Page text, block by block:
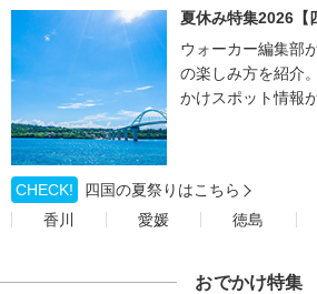
夏休み特集2026【
ウォーカー編集部
の楽しみ方を紹介
かけスポット情報
CHECK!
四国の夏祭りはこちら
香川
愛媛 徳島
おでかけ特集